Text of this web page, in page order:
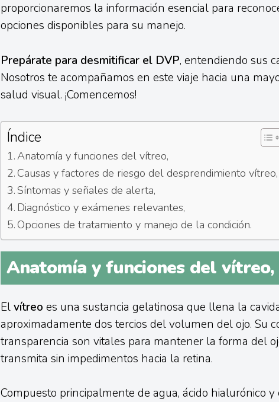
proporcionaremos la información esencial para
opciones disponibles para su manejo.
Prepárate para desmitificar el DVP, entendiendo sus
Nosotros te acompañamos en este viaje hacia una
salud visual. ¡Comencemos!
Índice
Anatomía y funciones del vítreo,
Causas y factores de riesgo del desprendimiento vítreo,
Síntomas y señales de alerta,
Diagnóstico y exámenes relevantes,
Opciones de tratamiento y manejo de la condición.
Anatomía y funciones del vítreo,
Elvítreo es una sustancia gelatinosa que llena la
aproximadamente dos tercios del volumen del ojo. Su
transparencia son vitales para mantener la forma del
transmita sin impedimentos hacia la retina.
Compuesto principalmente de agua, ácido hialurónico